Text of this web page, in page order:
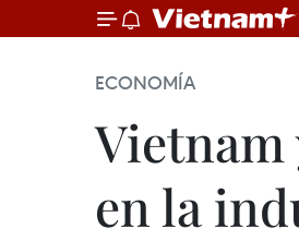
ECONOMÍA
en la